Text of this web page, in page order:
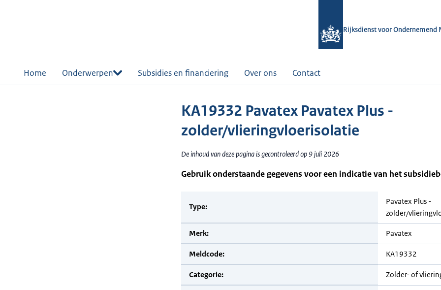
Rijksdienst voor Ondernemend
Home Onderwerpen Subsidies en financiering Over ons Contact
KA19332 Pavatex Pavatex Plus -
zolder/vlieringvloerisolatie
De inhoud van deze pagina is gecontroleerd op 9 juli 2026
Gebruik onderstaande gegevens voor een indicatie van het
Type:
Pavatex Plus -
zolder/
Merk: Pavatex
Meldcode: KA19332
Categorie: Zolder- of